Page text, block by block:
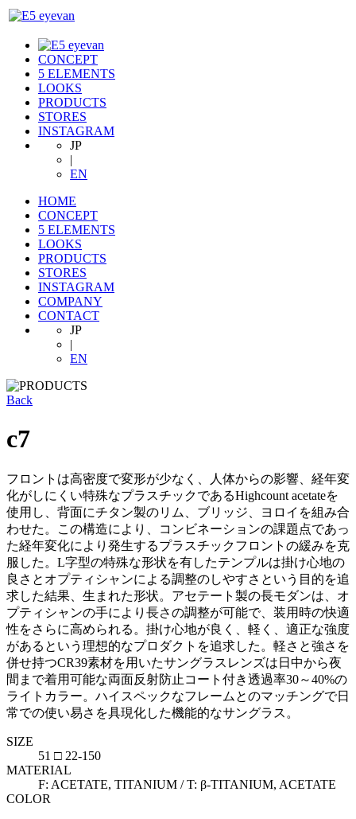
CONCEPT
5 ELEMENTS
LOOKS
PRODUCTS
STORES
INSTAGRAM
JP
|
EN
HOME
CONCEPT
5 ELEMENTS
LOOKS
PRODUCTS
STORES
INSTAGRAM
COMPANY
CONTACT
JP
|
EN
Back
c7
フロントは高密度で変形が少なく、人体からの影響、経年変
化がしにくい特殊なプラスチックであるHighcount acetateを
使用し、背面にチタン製のリム、ブリッジ、ヨロイを組み合
わせた。この構造により、コンビネーションの課題点であっ
た経年変化により発生するプラスチックフロントの緩みを克
服した。L字型の特殊な形状を有したテンプルは掛け心地の
良さとオプティシャンによる調整のしやすさという目的を追
求した結果、生まれた形状。アセテート製の長モダンは、オ
プティシャンの手により長さの調整が可能で、装用時の快適
性をさらに高められる。掛け心地が良く、軽く、適正な強度
があるという理想的なプロダクトを追求した。軽さと強さを
併せ持つCR39素材を用いたサングラスレンズは日中から夜
間まで着用可能な両面反射防止コート付き透過率30～40%の
ライトカラー。ハイスペックなフレームとのマッチングで日
常での使い易さを具現化した機能的なサングラス。
SIZE
51 □ 22-150
MATERIAL
F: ACETATE, TITANIUM / T: β-TITANIUM, ACETATE
COLOR